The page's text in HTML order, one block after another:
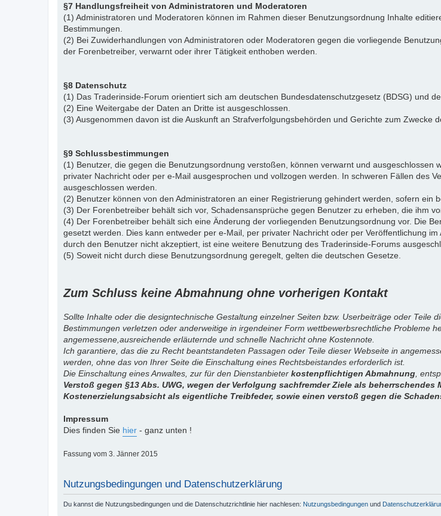
§7 Handlungsfreiheit von Administratoren und Moderatoren
(1) Administratoren und Moderatoren können im Rahmen dieser Benutzungsordnung Inhalte
Bestimmungen.
(2) Bei Zuwiderhandlungen von Administratoren oder Moderatoren gegen die vorliegende
der Forenbetreiber, verwarnt oder ihrer Tätigkeit enthoben werden.
§8 Datenschutz
(1) Das Traderinside-Forum orientiert sich am deutschen Bundesdatenschutzgesetz (BDSG) und
(2) Eine Weitergabe der Daten an Dritte ist ausgeschlossen.
(3) Ausgenommen davon ist die Auskunft an Strafverfolgungsbehörden und Gerichte zum Zwecke
§9 Schlussbestimmungen
(1) Benutzer, die gegen die Benutzungsordnung verstoßen, können verwarnt und
privater Nachricht oder per e-Mail ausgesprochen und vollzogen werden. In schweren Fällen des
ausgeschlossen werden.
(2) Benutzer können von den Administratoren an einer Registrierung gehindert werden, sofern ein
(3) Der Forenbetreiber behält sich vor, Schadensansprüche gegen Benutzer zu erheben, die ihm
(4) Der Forenbetreiber behält sich eine Änderung der vorliegenden Benutzungsordnung vor. Die
gesetzt werden. Dies kann entweder per e-Mail, per privater Nachricht oder per Veröffentlichung
durch den Benutzer nicht akzeptiert, ist eine weitere Benutzung des Traderinside-Forums
(5) Soweit nicht durch diese Benutzungsordnung geregelt, gelten die deutschen Gesetze.
Zum Schluss keine Abmahnung ohne vorherigen Kontakt
Sollte Inhalte oder die designtechnische Gestaltung einzelner Seiten bzw. Userbeiträge oder Teile
Bestimmungen verletzen oder anderweitige in irgendeiner Form wettbewerbsrechtliche Probleme
angemessene,ausreichende erläuternde und schnelle Nachricht ohne Kostennote.
Ich garantiere, das die zu Recht beantstandeten Passagen oder Teile dieser Webseite in
werden, ohne das von Ihrer Seite die Einschaltung eines Rechtsbeistandes erforderlich ist.
Die Einschaltung eines Anwaltes, zur für den Dienstanbieter kostenpflichtigen Abmahnung ,
Verstoß gegen §13 Abs. UWG, wegen der Verfolgung sachfremder Ziele als
Kostenerzielungsabsicht als eigentliche Treibfeder, sowie einen verstoß gegen die
Impressum
Dies finden Sie hier - ganz unten !
Fassung vom 3. Jänner 2015
Nutzungsbedingungen und Datenschutzerklärung
Du kannst die Nutzungsbedingungen und die Datenschutzrichtlinie hier nachlesen: Nutzungsbedingungen und